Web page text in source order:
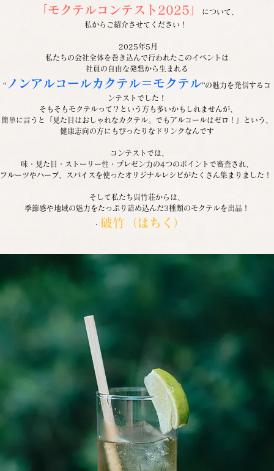
「モクテルコンテスト2025」
について、
私からご紹介させてください！
2025年5月
私たちの会社全体を巻き込んで行われたこのイベントは
社員の自由な発想から生まれる
“ ノンアルコールカクテル＝モクテル”の魅力を発信するコ
ンテストでした！
そもそもモクテルって？という方も多いかもしれませんが、
簡単に言うと「見た目はおしゃれなカクテル。でもアルコールはゼロ！」という、
健康志向の方にもぴったりなドリンクなんです
  コンテストでは、
味・見た目・ストーリー性・プレゼン力の4つのポイントで審査され、
フルーツやハーブ、スパイスを使ったオリジナルレシピがたくさん集まりました！
そして私たち呉竹荘からは、
季節感や地域の魅力をたっぷり詰め込んだ3種類のモクテルを出品！
  ・
破竹（はちく）